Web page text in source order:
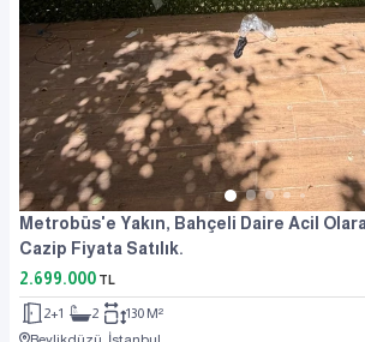
Metrobüs'e Yakın, Bahçeli Daire Acil
Cazip Fiyata Satılık.
2.699.000 TL
2+1 2
130 M²